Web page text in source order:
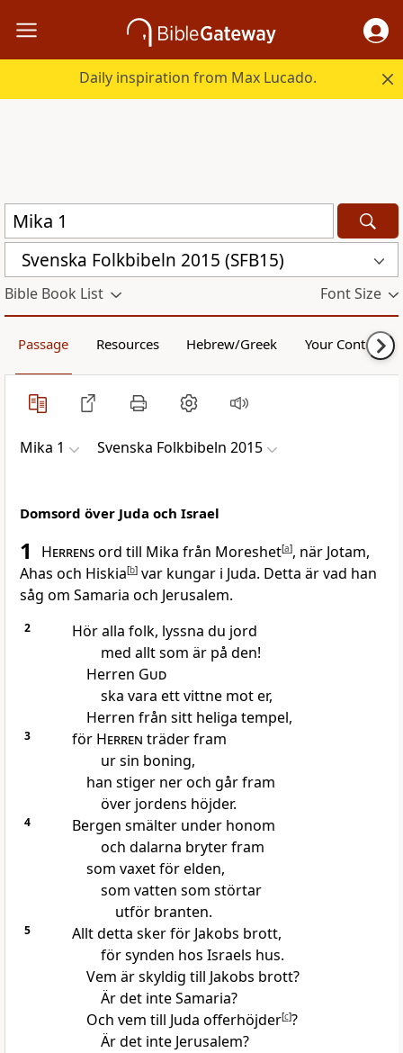
Daily inspiration from Max Lucado.
Svenska Folkbibeln 2015 (SFB15)
Bible Book List Font Size
Passage Resources Hebrew/Greek Your Content
Mika 1 Svenska Folkbibeln 2015
Domsord över Juda och Israel
1 Herrensord till Mika från Moreshet[a], när Jotam,
Ahas och Hiskia[b] var kungar i Juda. Detta är vad han
såg om Samaria och Jerusalem.
2
Hör alla folk, lyssna du jord
med allt som är på den!
Herren Gud
ska vara ett vittne mot er,
Herren från sitt heliga tempel,
3 för Herren träder fram
ur sin boning,
han stiger ner och går fram
över jordens höjder.
4
Bergen smälter under honom
och dalarna bryter fram
som vaxet för elden,
som vatten som störtar
utför branten.
5
Allt detta sker för Jakobs brott,
för synden hos Israels hus.
Vem är skyldig till Jakobs brott?
Är det inte Samaria?
Och vem till Juda offerhöjder[c]?
Är det inte Jerusalem?